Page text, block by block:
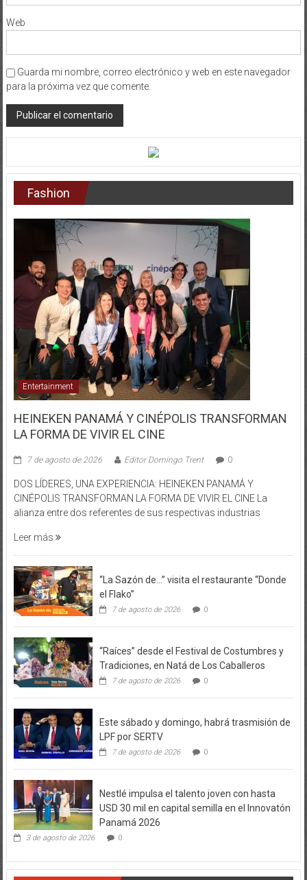
Web
Guarda mi nombre, correo electrónico y web en este navegador
para la próxima vez que comente.
Fashion
Entertainment
HEINEKEN PANAMÁ Y CINÉPOLIS TRANSFORMAN
LA FORMA DE VIVIR EL CINE
7 de agosto de 2026 Editor Domingo Trent 0
DOS LÍDERES, UNA EXPERIENCIA: HEINEKEN PANAMÁ Y
CINÉPOLIS TRANSFORMAN LA FORMA DE VIVIR EL CINE La
alianza entre dos referentes de sus respectivas industrias
Leer más
“La Sazón de…” visita el restaurante “Donde
el Flako”
7 de agosto de 2026 0
“Raíces” desde el Festival de Costumbres y
Tradiciones, en Natá de Los Caballeros
7 de agosto de 2026 0
Este sábado y domingo, habrá trasmisión de
LPF por SERTV
7 de agosto de 2026 0
Nestlé impulsa el talento joven con hasta
USD 30 mil en capital semilla en el Innovatón
Panamá 2026
3 de agosto de 2026 0